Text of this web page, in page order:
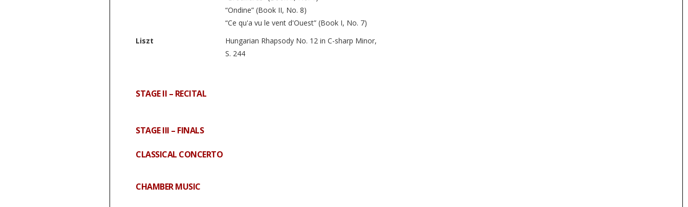
“Ondine” (Book II, No. 8)
“Ce qu'a vu le vent d'Ouest” (Book I, No. 7)
Liszt
Hungarian Rhapsody No. 12 in C-sharp Minor,
S. 244
STAGE II – RECITAL
STAGE III – FINALS
CLASSICAL CONCERTO
CHAMBER MUSIC